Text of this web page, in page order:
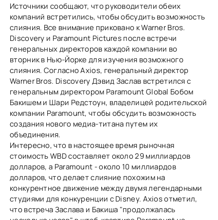
Источники сообщают, что руководители обеих
компаний встретились, чтобы обсудить возможность
слияния. Все внимание приковано к Warner Bros.
Discovery и Paramount Pictures после встречи
генеральных директоров каждой компании во
вторник в Нью-Йорке для изучения возможного
слияния. Согласно Axios, генеральный директор
Warner Bros. Discovery Дэвид Заслав встретился с
генеральным директором Paramount Global Бобом
Бакишем и Шари Редстоун, владелицей родительской
компании Paramount, чтобы обсудить возможность
создания нового медиа-титана путем их
объединения.
Интересно, что в настоящее время рыночная
стоимость WBD составляет около 29 миллиардов
долларов, а Paramount - около 10 миллиардов
долларов, что делает слияние похожим на
конкурентное движение между двумя легендарными
студиями для конкуренции с Disney. Axios отметил,
что встреча Заслава и Бакиша "продолжалась